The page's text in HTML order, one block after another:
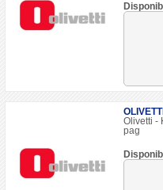
Olivetti -
pag